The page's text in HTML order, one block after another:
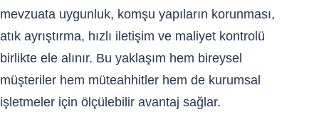
mevzuata uygunluk, komşu yapıların korunması,
atık ayrıştırma, hızlı iletişim ve maliyet kontrolü
birlikte ele alınır. Bu yaklaşım hem bireysel
müşteriler hem müteahhitler hem de kurumsal
işletmeler için ölçülebilir avantaj sağlar.